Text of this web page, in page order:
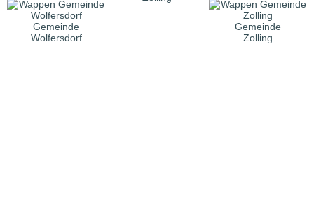
Gemeinde
Wolfersdorf
Gemeinde
Zolling